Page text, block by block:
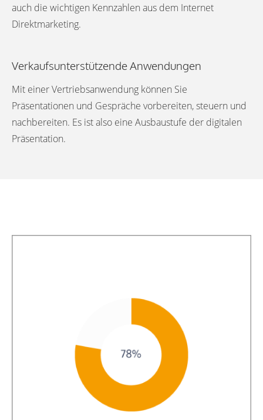
auch die wichtigen Kennzahlen aus dem Internet
Direktmarketing.
Verkaufsunterstützende Anwendungen
Mit einer Vertriebsanwendung können Sie
Präsentationen und Gespräche vorbereiten, steuern und
nachbereiten. Es ist also eine Ausbaustufe der digitalen
Präsentation.